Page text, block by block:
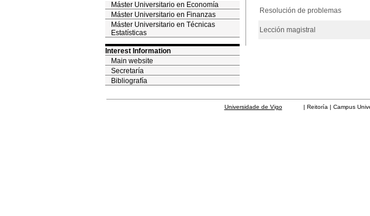
Máster Universitario en Economía
Máster Universitario en Finanzas
Máster Universitario en Técnicas
Estatísticas
Interest Information
Main website
Secretaría
Bibliografía
Resolución de problemas
Lección magistral
Universidade de Vigo| Reitoría | Campus